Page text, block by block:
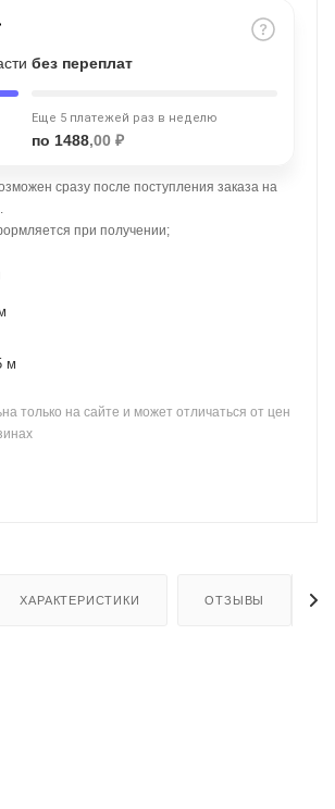
без переплат
Еще 5 платежей раз в неделю
по 1488,00 ₽
сразу после поступления заказа на
при получении;
м
только на сайте и может отличаться от цен
ХАРАКТЕРИСТИКИ ОТЗЫВЫ
раз в 2